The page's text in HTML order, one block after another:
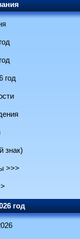
год
знак)
>>>
год